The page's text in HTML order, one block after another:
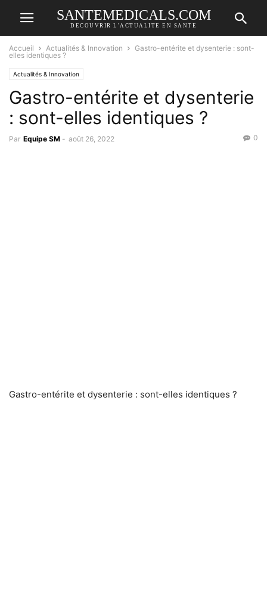
SANTEMEDICALS.COM
DECOUVRIR L'ACTUALITE EN SANTE
Accueil Actualités & Innovation
Gastro-entérite et dysenterie : sont-
elles identiques ?
Actualités & Innovation
Gastro-entérite et dysenterie
: sont-elles identiques ?
Par Equipe SM - août 26, 2022 0
Gastro-entérite et dysenterie : sont-elles identiques ?